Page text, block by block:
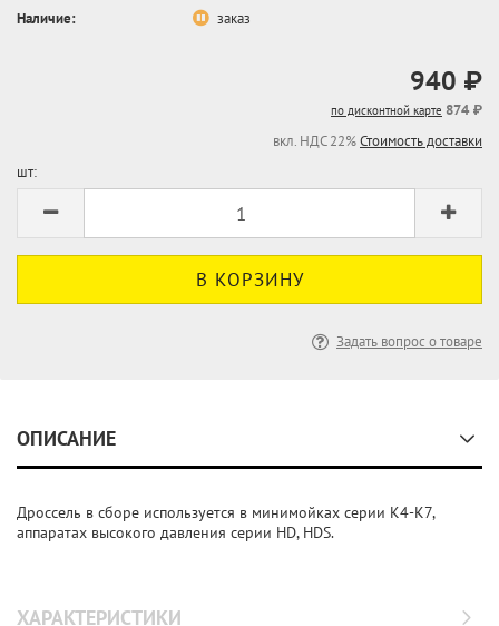
Наличие:
заказ
940 ₽
по дисконтной карте 874 ₽
вкл. НДС 22%Стоимость доставки
шт:
Задать вопрос о товаре
ОПИСАНИЕ
Дроссель в сборе используется в минимойках серии K4-K7,
аппаратах высокого давления серии HD, HDS.
ХАРАКТЕРИСТИКИ